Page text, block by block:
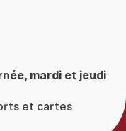
mardi et jeudi
et cartes